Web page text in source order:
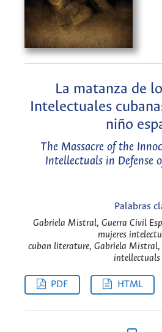
La matanza de
Intelectuales
niño
The Massacre of the
Intellectuals in Defense
Palabras
Gabriela Mistral, Guerra Civil
mujeres
cuban literature, Gabriela
intellectuals
PDF HTML